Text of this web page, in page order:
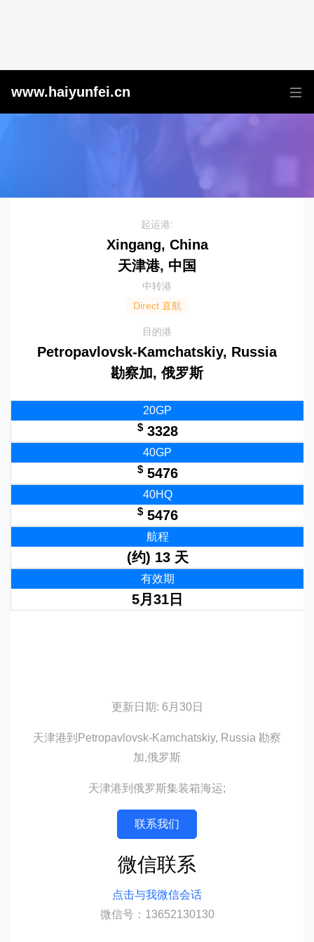
www.haiyunfei.cn
起运港:
Xingang, China
天津港, 中国
中转港
Direct 直航
目的港
Petropavlovsk-Kamchatskiy, Russia
勘察加, 俄罗斯
20GP
$3328
40GP
$5476
40HQ
$5476
航程
(约) 13 天
有效期
5月31日
更新日期: 6月30日
天津港到Petropavlovsk-Kamchatskiy, Russia 勘察
加,俄罗斯
天津港到俄罗斯集装箱海运;
联系我们
微信联系
点击与我微信会话
微信号：13652130130